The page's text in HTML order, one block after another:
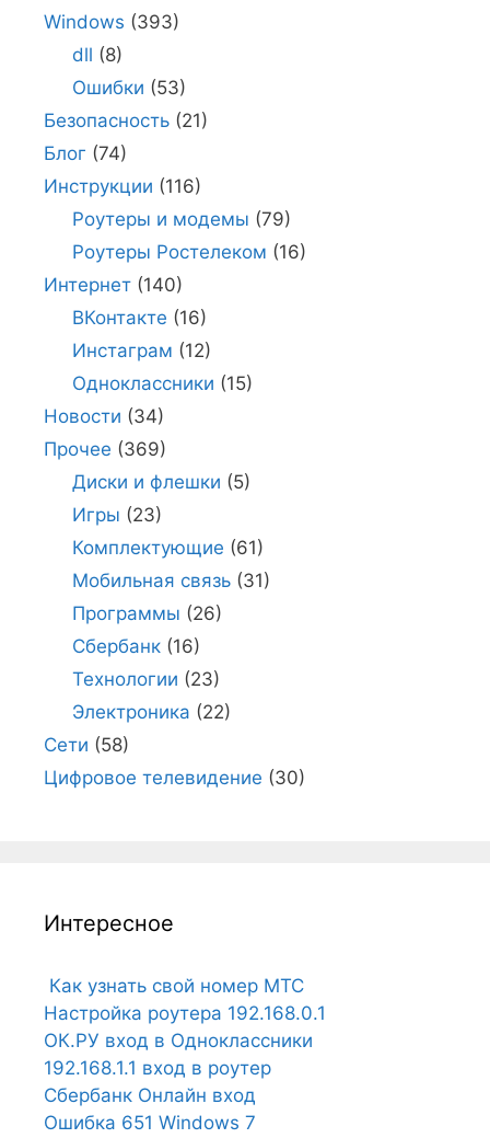
Windows (393)
dll (8)
Ошибки (53)
Безопасность (21)
Блог (74)
Инструкции (116)
Роутеры и модемы (79)
Роутеры Ростелеком (16)
Интернет (140)
ВКонтакте (16)
Инстаграм (12)
Одноклассники (15)
Новости (34)
Прочее (369)
Диски и флешки (5)
Игры (23)
Комплектующие (61)
Мобильная связь(31)
Программы (26)
Сбербанк(16)
Технологии (23)
Электроника (22)
Сети (58)
Цифровое телевидение (30)
Интересное
Как узнать свой номер МТС
Настройка роутера 192.168.0.1
ОК.РУ вход в Одноклассники
192.168.1.1 вход в роутер
Сбербанк Онлайн вход
Ошибка 651 Windows 7